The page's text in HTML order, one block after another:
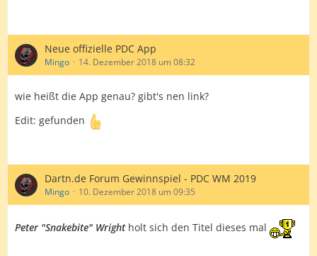
Neue offizielle PDC App
Mingo 14. Dezember 2018 um 08:32
wie heißt die App genau? gibt's nen link?
Edit: gefunden
Dartn.de Forum Gewinnspiel - PDC WM 2019
Mingo 10. Dezember 2018 um 09:35
Peter "Snakebite" Wrightholt sich den Titel dieses mal